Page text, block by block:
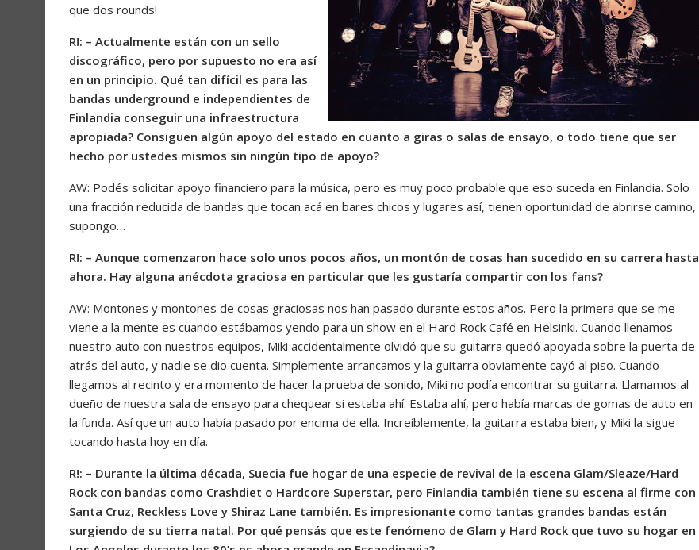
que dos rounds!
R!: – Actualmente están con un sello
discográfico, pero por supuesto no era así
en un principio. Qué tan difícil es para las
bandas underground e independientes de
Finlandia conseguir una infraestructura
apropiada? Consiguen algún apoyo del estado en cuanto a giras o salas de ensayo, o todo tiene que ser
hecho por ustedes mismos sin ningún tipo de apoyo?
AW: Podés solicitar apoyo financiero para la música, pero es muy poco probable que eso suceda en Finlandia. Solo
una fracción reducida de bandas que tocan acá en bares chicos y lugares así, tienen oportunidad de abrirse camino,
supongo…
R!: – Aunque comenzaron hace solo unos pocos años, un montón de cosas han sucedido en su carrera hasta
ahora. Hay alguna anécdota graciosa en particular que les gustaría compartir con los fans?
AW: Montones y montones de cosas graciosas nos han pasado durante estos años. Pero la primera que se me
viene a la mente es cuando estábamos yendo para un show en el Hard Rock Café en Helsinki. Cuando llenamos
nuestro auto con nuestros equipos, Miki accidentalmente olvidó que su guitarra quedó apoyada sobre la puerta de
atrás del auto, y nadie se dio cuenta. Simplemente arrancamos y la guitarra obviamente cayó al piso. Cuando
llegamos al recinto y era momento de hacer la prueba de sonido, Miki no podía encontrar su guitarra. Llamamos al
dueño de nuestra sala de ensayo para chequear si estaba ahí. Estaba ahí, pero había marcas de gomas de auto en
la funda. Así que un auto había pasado por encima de ella. Increíblemente, la guitarra estaba bien, y Miki la sigue
tocando hasta hoy en día.
R!: – Durante la última década, Suecia fue hogar de una especie de revival de la escena Glam/Sleaze/Hard
Rock con bandas como Crashdiet o Hardcore Superstar, pero Finlandia también tiene su escena al firme con
Santa Cruz, Reckless Love y Shiraz Lane también. Es impresionante como tantas grandes bandas están
surgiendo de su tierra natal. Por qué pensás que este fenómeno de Glam y Hard Rock que tuvo su hogar en